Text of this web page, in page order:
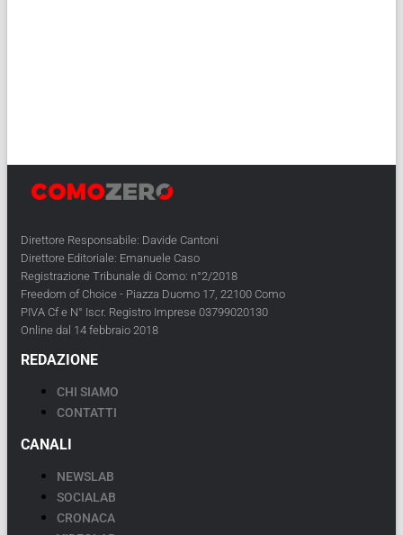
Direttore Responsabile: Davide Cantoni
Direttore Editoriale: Emanuele Caso
Registrazione Tribunale di Como: n°2/2018
Freedom of Choice - Piazza Duomo 17, 22100 Como
PIVA Cf e N° Iscr. Registro Imprese 03799020130
Online dal 14 febbraio 2018
REDAZIONE
CHI SIAMO
CONTATTI
CANALI
NEWSLAB
SOCIALAB
CRONACA